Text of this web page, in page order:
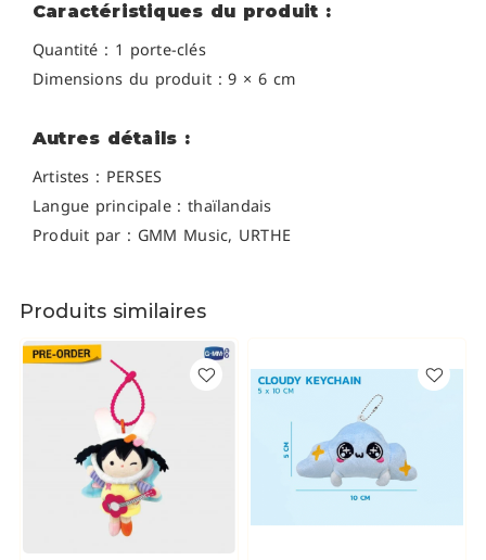
Caractéristiques du produit :
Quantité : 1 porte-clés
Dimensions du produit : 9 × 6 cm
Autres détails :
Artistes : PERSES
Langue principale : thaïlandais
Produit par : GMM Music, URTHE
Produits similaires